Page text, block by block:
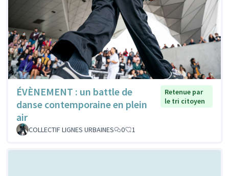
ÉVÈNEMENT : un battle de
danse contemporaine en plein
air
Retenue par
le tri citoyen
COLLECTIF LIGNES URBAINES 0 1